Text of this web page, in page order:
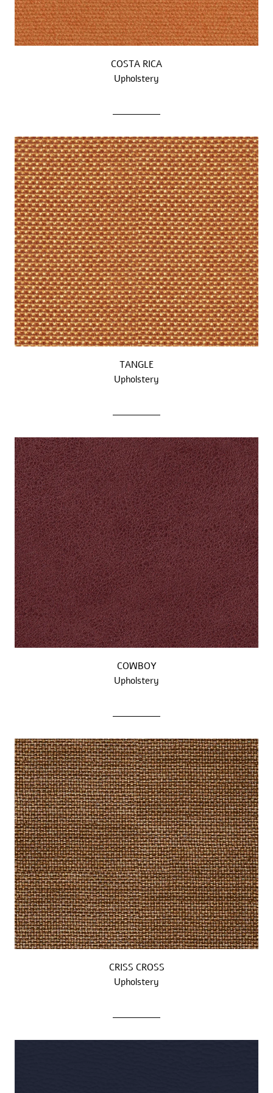
COSTA RICA
Upholstery
TANGLE
Upholstery
COWBOY
Upholstery
CRISS CROSS
Upholstery